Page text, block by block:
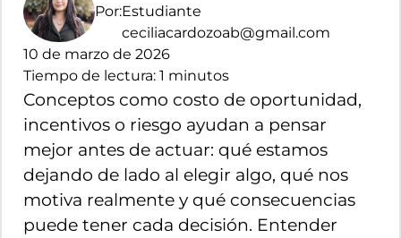
Por:Estudiante
ceciliacardozoab@gmail.com
10 de marzo de 2026
Tiempo de lectura: 1 minutos
Conceptos como costo de oportunidad,
incentivos o riesgo ayudan a pensar
mejor antes de actuar: qué estamos
dejando de lado al elegir algo, qué nos
motiva realmente y qué consecuencias
puede tener cada decisión. Entender